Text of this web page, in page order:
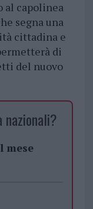
al capolinea
segna una
cittadina e
di
del nuovo
mese